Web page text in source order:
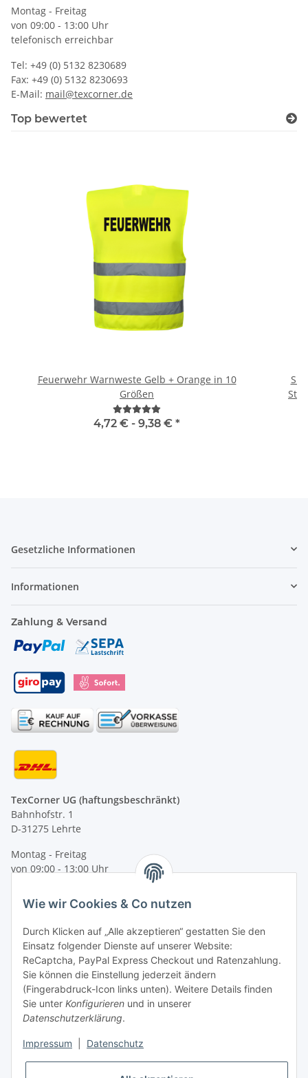
Montag - Freitag
von 09:00 - 13:00 Uhr
telefonisch erreichbar
Tel: +49 (0) 5132 8230689
Fax: +49 (0) 5132 8230693
E-Mail: mail@texcorner.de
Top bewertet
Feuerwehr Warnweste Gelb + Orange in 10
Größen
4,72 € - 9,38 € *
Gesetzliche Informationen
Informationen
Zahlung & Versand
TexCorner UG (haftungsbeschränkt)
Bahnhofstr. 1
D-31275 Lehrte
Montag - Freitag
von 09:00 - 13:00 Uhr
Tel: +49 (0) 5132 8230689
E-Mail:mail@texcorner.de
Wie wir Cookies & Co nutzen
Durch Klicken auf „Alle akzeptieren“ gestatten Sie den
Einsatz folgender Dienste auf unserer Website:
ReCaptcha, PayPal Express Checkout und Ratenzahlung.
Sie können die Einstellung jederzeit ändern
(Fingerabdruck-Icon links unten). Weitere Details finden
Sie unter Konfigurieren und in unserer
Datenschutzerklärung.
Impressum Datenschutz